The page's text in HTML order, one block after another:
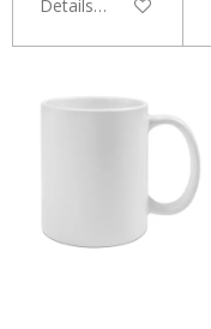
Details anzeigen